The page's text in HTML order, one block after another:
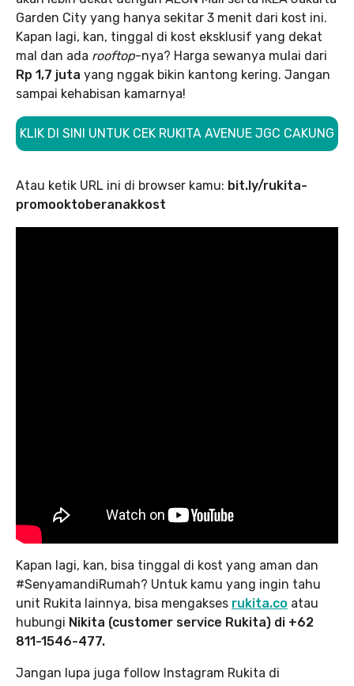
Garden City yang hanya sekitar 3 menit dari kost ini.
Kapan lagi, kan, tinggal di kost eksklusif yang dekat
mal dan ada rooftop-nya? Harga sewanya mulai dari
Rp 1,7 juta yang nggak bikin kantong kering. Jangan
sampai kehabisan kamarnya!
KLIK DI SINI UNTUK CEK RUKITA AVENUE JGC CAKUNG
Atau ketik URL ini di browser kamu: bit.ly/rukita-
promooktoberanakkost
Kapan lagi, kan, bisa tinggal di kost yang aman dan
#SenyamandiRumah? Untuk kamu yang ingin tahu
unit Rukita lainnya, bisa mengakses rukita.co atau
hubungi Nikita (customer service Rukita) di +62
811-1546-477.
Jangan lupa juga follow Instagram Rukita di